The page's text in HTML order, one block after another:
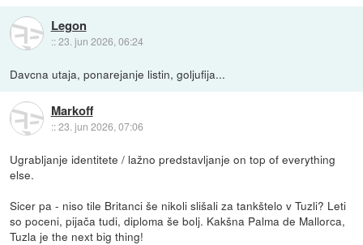
Legon
::23. jun 2026, 06:24
Davcna utaja, ponarejanje listin, goljufija...
Markoff
::23. jun 2026, 07:06
Ugrabljanje identitete / lažno predstavljanje on top of everything
else.
Sicer pa - niso tile Britanci še nikoli slišali za tankštelo v Tuzli? Leti
so poceni, pijača tudi, diploma še bolj. Kakšna Palma de Mallorca,
Tuzla je the next big thing!